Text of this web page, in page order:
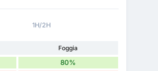
1H/2H
Foggia
80%